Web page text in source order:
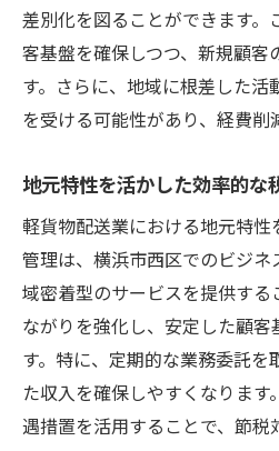
差別化を図ることができます。
客基盤を確保しつつ、新規顧客
す。さらに、地域に根差した活
を受ける可能性があり、経費削
地元特性を活かした効率的な
軽貨物配送業における地元特
管理は、横浜市西区でのビジ
域密着型のサービスを提供す
ながりを強化し、安定した顧
す。特に、定期的な業務委託を
た収入を確保しやすくなりま
遇措置を活用することで、節